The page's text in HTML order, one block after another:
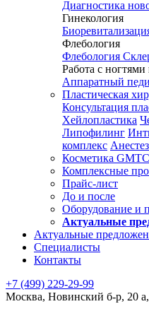
Диагностика
Гинекология
Флебология
Флебология
Работа с
Аппаратный
Пластическая
Консультация
Хейлопластика
Липофилинг
комплекс
Косметика
Комплексные
Прайс-лист
До и после
Оборудование и
Актуальные
Актуальные
Специалисты
Контакты
+7 (499) 229-29-99
Москва, Новинский б-р, 20